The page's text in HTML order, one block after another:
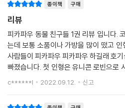
종이책 구매
리뷰
피카파우 동물 친구들 1권 리뷰 입니다.
는데 보통 소품이나 가방을 많이 떴고 인
사람들이 피카파우 피카파우 하길래 호
빠졌습니다. 첫 인형은 유니콘 로빈으로
명 되어 있고 재료도 꼼꼼히 표시 되어
c******l 2022.09.12. 신고